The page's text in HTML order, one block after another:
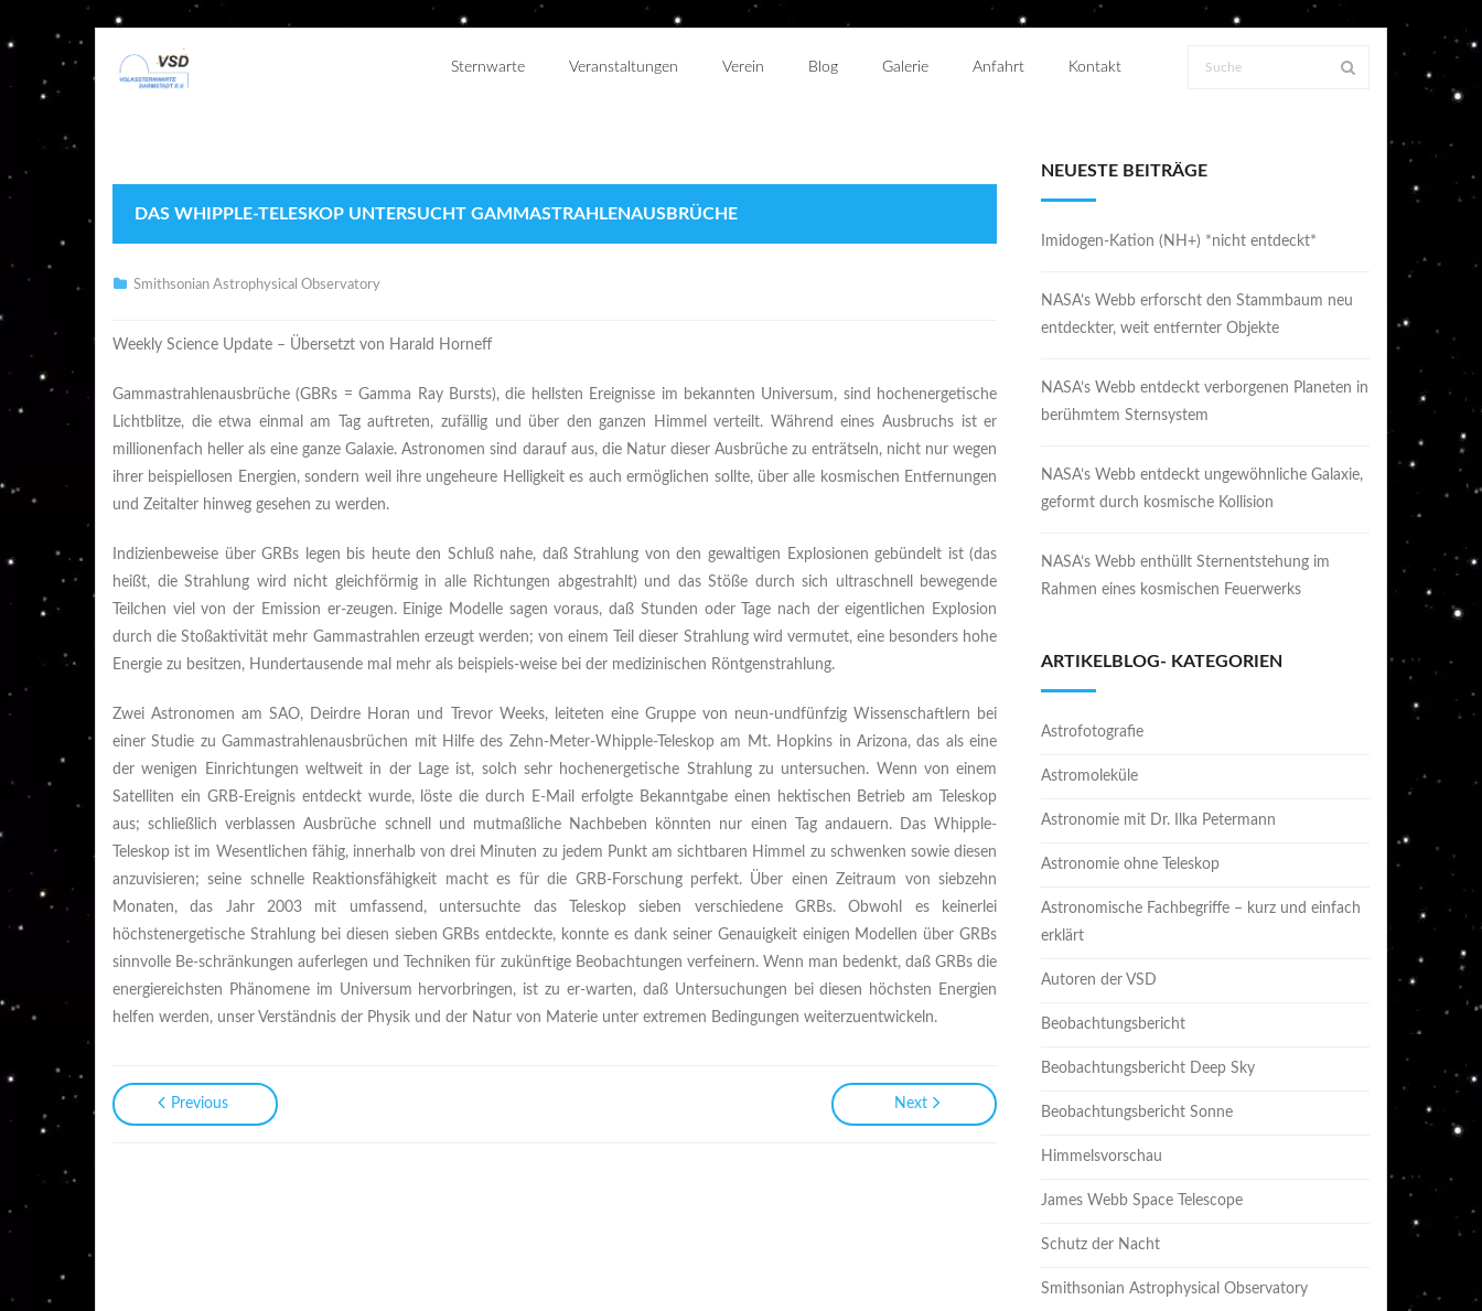
Sternwarte Veranstaltungen Verein Blog Galerie Anfahrt Kontakt
DAS WHIPPLE-TELESKOP UNTERSUCHT GAMMASTRAHLENAUSBRÜCHE
Smithsonian Astrophysical Observatory
Weekly Science Update – Übersetzt von Harald Horneff
Gammastrahlenausbrüche (GBRs = Gamma Ray Bursts), die hellsten Ereignisse im bekannten Universum, sind hochenergetische
Lichtblitze, die etwa einmal am Tag auftreten, zufällig und über den ganzen Himmel verteilt. Während eines Ausbruchs ist er
millionenfach heller als eine ganze Galaxie. Astronomen sind darauf aus, die Natur dieser Ausbrüche zu enträtseln, nicht nur wegen
ihrer beispiellosen Energien, sondern weil ihre ungeheure Helligkeit es auch ermöglichen sollte, über alle kosmischen Entfernungen
und Zeitalter hinweg gesehen zu werden.
Indizienbeweise über GRBs legen bis heute den Schluß nahe, daß Strahlung von den gewaltigen Explosionen gebündelt ist (das
heißt, die Strahlung wird nicht gleichförmig in alle Richtungen abgestrahlt) und das Stöße durch sich ultraschnell bewegende
Teilchen viel von der Emission er-zeugen. Einige Modelle sagen voraus, daß Stunden oder Tage nach der eigentlichen Explosion
durch die Stoßaktivität mehr Gammastrahlen erzeugt werden; von einem Teil dieser Strahlung wird vermutet, eine besonders hohe
Energie zu besitzen, Hundertausende mal mehr als beispiels-weise bei der medizinischen Röntgenstrahlung.
Zwei Astronomen am SAO, Deirdre Horan und Trevor Weeks, leiteten eine Gruppe von neun-undfünfzig Wissenschaftlern bei
einer Studie zu Gammastrahlenausbrüchen mit Hilfe des Zehn-Meter-Whipple-Teleskop am Mt. Hopkins in Arizona, das als eine
der wenigen Einrichtungen weltweit in der Lage ist, solch sehr hochenergetische Strahlung zu untersuchen. Wenn von einem
Satelliten ein GRB-Ereignis entdeckt wurde, löste die durch E-Mail erfolgte Bekanntgabe einen hektischen Betrieb am Teleskop
aus; schließlich verblassen Ausbrüche schnell und mutmaßliche Nachbeben könnten nur einen Tag andauern. Das Whipple-
Teleskop ist im Wesentlichen fähig, innerhalb von drei Minuten zu jedem Punkt am sichtbaren Himmel zu schwenken sowie diesen
anzuvisieren; seine schnelle Reaktionsfähigkeit macht es für die GRB-Forschung perfekt. Über einen Zeitraum von siebzehn
Monaten, das Jahr 2003 mit umfassend, untersuchte das Teleskop sieben verschiedene GRBs. Obwohl es keinerlei
höchstenergetische Strahlung bei diesen sieben GRBs entdeckte, konnte es dank seiner Genauigkeit einigen Modellen über GRBs
sinnvolle Be-schränkungen auferlegen und Techniken für zukünftige Beobachtungen verfeinern. Wenn man bedenkt, daß GRBs die
energiereichsten Phänomene im Universum hervorbringen, ist zu er-warten, daß Untersuchungen bei diesen höchsten Energien
helfen werden, unser Verständnis der Physik und der Natur von Materie unter extremen Bedingungen weiterzuentwickeln.
Previous Next
NEUESTE BEITRÄGE
Imidogen-Kation (NH+) *nicht entdeckt*
NASA’s Webb erforscht den Stammbaum neu
entdeckter, weit entfernter Objekte
NASA’s Webb entdeckt verborgenen Planeten in
berühmtem Sternsystem
NASA’s Webb entdeckt ungewöhnliche Galaxie,
geformt durch kosmische Kollision
NASA’s Webb enthüllt Sternentstehung im
Rahmen eines kosmischen Feuerwerks
ARTIKELBLOG- KATEGORIEN
Astrofotografie
Astromoleküle
Astronomie mit Dr. Ilka Petermann
Astronomie ohne Teleskop
Astronomische Fachbegriffe – kurz und einfach
erklärt
Autoren der VSD
Beobachtungsbericht
Beobachtungsbericht Deep Sky
Beobachtungsbericht Sonne
Himmelsvorschau
James Webb Space Telescope
Schutz der Nacht
Smithsonian Astrophysical Observatory